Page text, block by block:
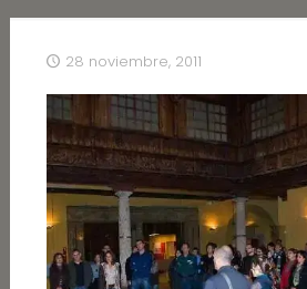
CENTRO DE DOCUMENTACIÓN DE CANARIAS Y
CUEVA DEL VIENTO
28 noviembre, 2011